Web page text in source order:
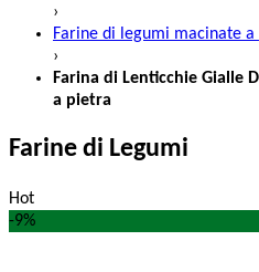
›
Farine di legumi macinate
›
Farina di Lenticchie Gialle
a pietra
Farine di Legumi
Hot
-9%